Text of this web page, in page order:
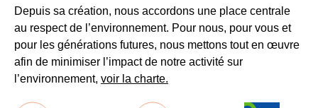
Depuis sa création, nous accordons une place centrale
au respect de l’environnement. Pour nous, pour vous et
pour les générations futures, nous mettons tout en œuvre
afin de minimiser l’impact de notre activité sur
l’environnement, voir la charte.
suivants
à
4
ans
conseils
pratiques
pour
bien
préparer